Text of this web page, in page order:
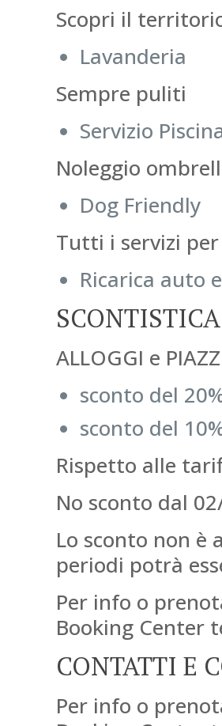
Scopri il
Lavanderia
Sempre puliti
Servizio
Noleggio
Dog Friendly
Tutti i servizi
Ricarica auto
ALLOGGI e
sconto del
sconto del
Rispetto alle
No sconto dal
Lo sconto non è
periodi potrà
Per info o
Booking Center
CONTATTI E
Per info o